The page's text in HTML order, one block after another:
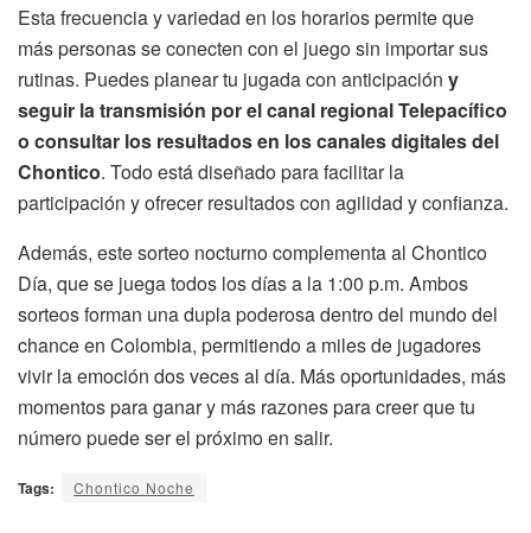
Esta frecuencia y variedad en los horarios permite que
más personas se conecten con el juego sin importar sus
rutinas. Puedes planear tu jugada con anticipación y
seguir la transmisión por el canal regional Telepacífico
o consultar los resultados en los canales digitales del
Chontico. Todo está diseñado para facilitar la
participación y ofrecer resultados con agilidad y confianza.
Además, este sorteo nocturno complementa al Chontico
Día, que se juega todos los días a la 1:00 p.m. Ambos
sorteos forman una dupla poderosa dentro del mundo del
chance en Colombia, permitiendo a miles de jugadores
vivir la emoción dos veces al día. Más oportunidades, más
momentos para ganar y más razones para creer que tu
número puede ser el próximo en salir.
Tags: Chontico Noche